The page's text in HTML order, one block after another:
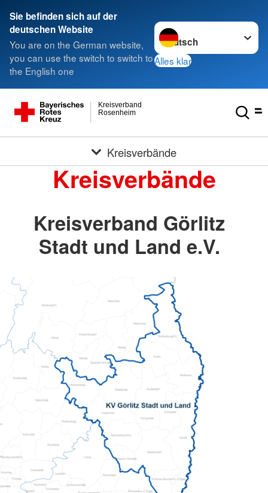
Sie befinden sich auf der
deutschen Website
You are on the German website,
you can use the switch to switch to
the English one
Sprache wechseln zu
Alles klar
Rosenheim
Kreisverband
Kreisverbände
Kreisverbände
Kreisverband Görlitz
Stadt und Land e.V.